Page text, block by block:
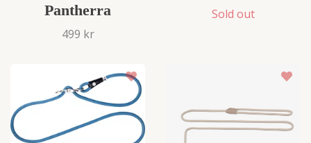
Pantherra
499 kr
Sold out